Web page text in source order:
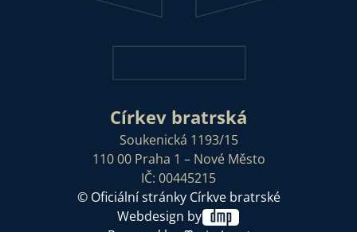
Církev bratrská
Soukenická 1193/15
110 00 Praha 1 – Nové Město
IČ: 00445215
© Oficiální stránky Církve bratrské
Webdesign by